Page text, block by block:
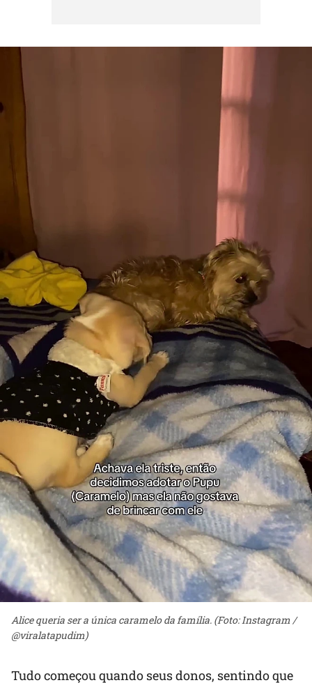
Alice queria ser a única caramelo da família. (Foto: Instagram /
@viralatapudim)
Tudo começou quando seus donos, sentindo que